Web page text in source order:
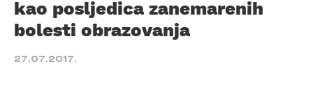
kao posljedica zanemarenih
bolesti obrazovanja
27.07.2017.